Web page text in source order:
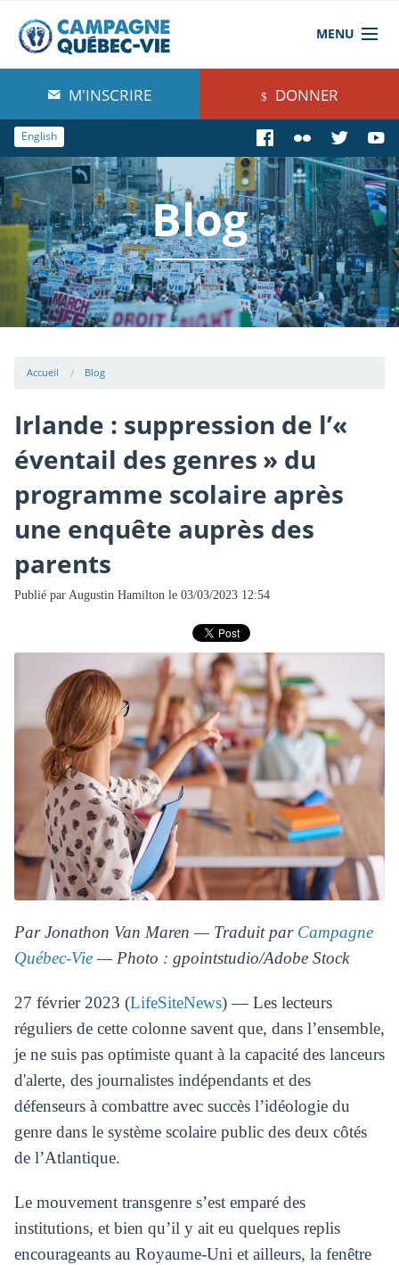
MENU
À propos de nous
Blog
Comprendre
Agir
Boutique
M'INSCRIRE DONNER
English
Blog
Accueil Blog
Irlande : suppression de l’«
éventail des genres » du
programme scolaire après
une enquête auprès des
parents
Publié par Augustin Hamilton le 03/03/2023 12:54
Par Jonathon Van Maren — Traduit par Campagne
Québec-Vie— Photo : gpointstudio/Adobe Stock
27 février 2023 (LifeSiteNews) — Les lecteurs
réguliers de cette colonne savent que, dans l’ensemble,
je ne suis pas optimiste quant à la capacité des lanceurs
d'alerte, des journalistes indépendants et des
défenseurs à combattre avec succès l’idéologie du
genre dans le système scolaire public des deux côtés
de l’Atlantique.
Le mouvement transgenre s’est emparé des
institutions, et bien qu’il y ait eu quelques replis
encourageants au Royaume-Uni et ailleurs, la fenêtre